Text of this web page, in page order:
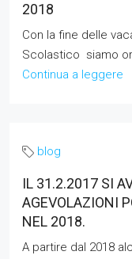
2018
Con la fine delle
Scolastico siamo
Continua a leggere
blog
IL 31.2.2017 SI
AGEVOLAZIONI
NEL 2018.
A partire dal 2018